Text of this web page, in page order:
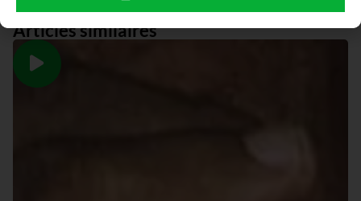
Articles similaires